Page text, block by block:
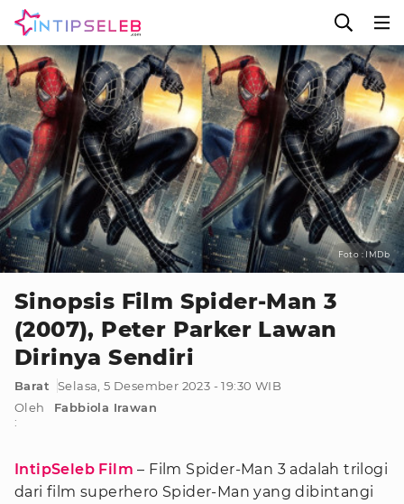
Foto : IMDb
Sinopsis Film Spider-Man 3
(2007), Peter Parker Lawan
Dirinya Sendiri
Barat
Selasa, 5 Desember 2023 - 19:30 WIB
Oleh
:
Fabbiola Irawan
IntipSeleb Film – Film Spider-Man 3 adalah trilogi
dari film superhero Spider-Man yang dibintangi